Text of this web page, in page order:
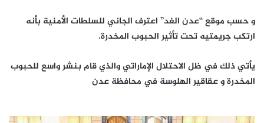
و حسب موقع “عدن الغد” اعترف الجاني للسلطات الأمنية بأنه
ارتكب جريمتيه تحت تأثير الحبوب المخدرة.
يأتي ذلك في ظل الاحتلال الإماراتي والذي قام بنشر واسع للحبوب
المخدرة و عقاقير الهلوسة في محافظة عدن